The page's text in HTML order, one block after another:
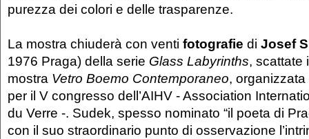
purezza dei colori e delle trasparenze.
La mostra chiuderà con venti fotografie di Josef
1976 Praga) della serie Glass Labyrinths, scattate
mostra Vetro Boemo Contemporaneo,
per il V congresso dell’AIHV - Association
du Verre -. Sudek, spesso nominato “il poeta di
con il suo straordinario punto di osservazione